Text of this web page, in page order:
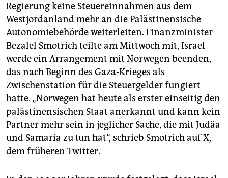
Regierung keine Steuereinnahmen aus dem
Westjordanland mehr an die Palästinensische
Autonomiebehörde weiterleiten. Finanzminister
Bezalel Smotrich teilte am Mittwoch mit, Israel
werde ein Arrangement mit Norwegen beenden,
das nach Beginn des Gaza-Krieges als
Zwischenstation für die Steuergelder fungiert
hatte. „Norwegen hat heute als erster einseitig den
palästinensischen Staat anerkannt und kann kein
Partner mehr sein in jeglicher Sache, die mit Judäa
und Samaria zu tun hat“, schrieb Smotrich auf X,
dem früheren Twitter.